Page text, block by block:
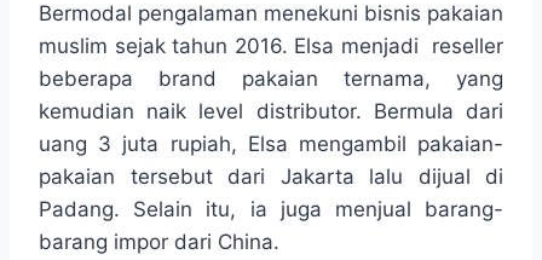
Bermodal pengalaman menekuni bisnis pakaian
muslim sejak tahun 2016. Elsa menjadi reseller
beberapa brand pakaian ternama, yang
kemudian naik level distributor. Bermula dari
uang 3 juta rupiah, Elsa mengambil pakaian-
pakaian tersebut dari Jakarta lalu dijual di
Padang. Selain itu, ia juga menjual barang-
barang impor dari China.